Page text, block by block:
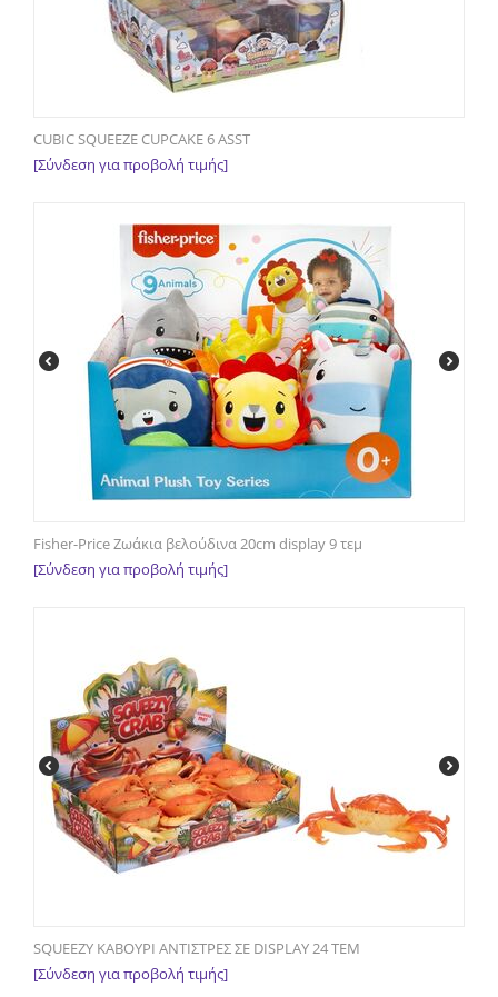
CUBIC SQUEEZE CUPCAKE 6 ASST
[Σύνδεση για προβολή τιμής]
Fisher-Price Ζωάκια βελούδινα 20cm display 9 τεμ
[Σύνδεση για προβολή τιμής]
SQUEEZY ΚΑΒΟΥΡΙ ΑΝΤΙΣΤΡΕΣ ΣΕ DISPLAY 24 ΤΕΜ
[Σύνδεση για προβολή τιμής]